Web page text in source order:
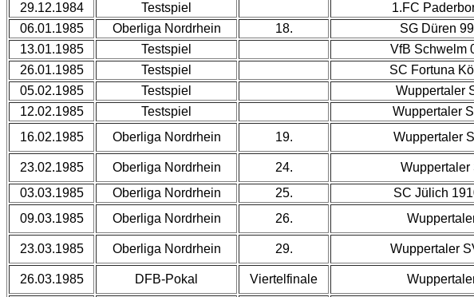
29.12.1984
Testspiel 1.FC
06.01.1985
Oberliga Nordrhein 18. SG Düren
13.01.1985
Testspiel VfB Schwelm
26.01.1985
Testspiel SC Fortuna
05.02.1985
Testspiel Wuppertaler
12.02.1985
Testspiel Wuppertaler
16.02.1985
Oberliga Nordrhein 19. Wuppertaler
23.02.1985 Oberliga Nordrhein 24. Wuppertaler
03.03.1985
Oberliga Nordrhein 25. SC Jülich
09.03.1985
Oberliga Nordrhein 26.
23.03.1985 Oberliga Nordrhein 29. Wuppertaler
26.03.1985 DFB-Pokal Viertelfinale